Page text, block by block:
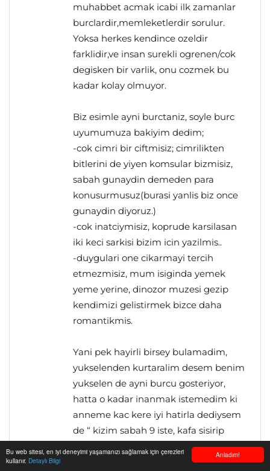
Anladım!
Bu web sitesi, en iyi deneyimi yaşamanızı sağlamak için çerezleri
kullanır. Detaylı Bilgi
muhabbet acmak icabi ilk zamanlar
burclardir,memleketlerdir sorulur.
Yoksa herkes kendince ozeldir
farklidir,ve insan surekli ogrenen/cok
degisken bir varlik, onu cozmek bu
kadar kolay olmuyor.
Biz esimle ayni burctaniz, soyle burc
uyumumuza bakiyim dedim;
-cok cimri bir ciftmisiz; cimrilikten
bitlerini de yiyen komsular bizmisiz,
sabah gunaydin demeden para
konusurmusuz(burasi yanlis biz once
gunaydin diyoruz.)
-cok inatciymisiz, koprude karsilasan
iki keci sarkisi bizim icin yazilmis..
-duygulari one cikarmayi tercih
etmezmisiz, mum isiginda yemek
yeme yerine, dinozor muzesi gezip
kendimizi gelistirmek bizce daha
romantikmis.
Yani pek hayirli birsey bulamadim,
yukselenden kurtaralim desem benim
yukselen de ayni burcu gosteriyor,
hatta o kadar inanmak istemedim ki
anneme kac kere iyi hatirla dediysem
de “ kizim sabah 9 iste, kafa sisirip
neyseki esimin yukseleni farkli, bir de